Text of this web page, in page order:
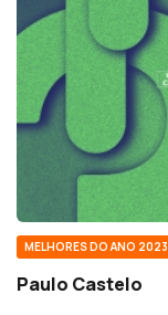
MELHORES DO ANO 2023
Paulo Castelo